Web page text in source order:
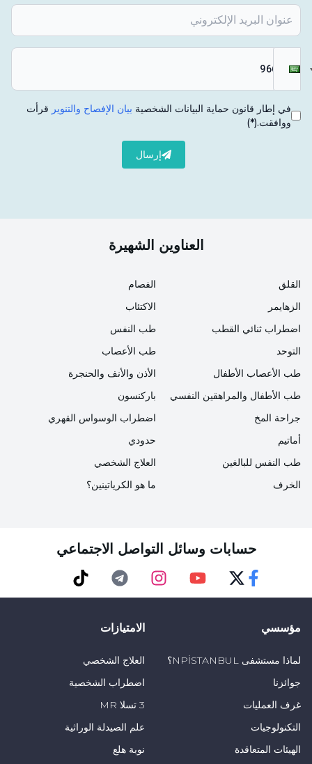
في إطار قانون حماية البيانات الشخصية بيان الإفصاح والتنوير قرأت
ووافقت.(*)
إرسال
العناوين الشهيرة
القلق
الزهايمر
اضطراب ثنائي القطب
التوحد
طب الأعصاب الأطفال
الفصام
الاكتئاب
طب النفس
طب الأعصاب
الأذن والأنف والحنجرة
طب الأطفال والمراهقين النفسي
جراحة المخ
أماتيم
طب النفس للبالغين
الخرف
باركنسون
اضطراب الوسواس القهري
حدودي
العلاج الشخصي
ما هو الكرياتينين؟
حسابات وسائل التواصل الاجتماعي
مؤسسي
لماذا مستشفى NPİSTANBUL؟
جوائزنا
غرف العمليات
التكنولوجيات
الهيئات المتعاقدة
الامتيازات
العلاج الشخصي
اضطراب الشخصية
3 تسلا MR
علم الصيدلة الوراثية
نوبة هلع